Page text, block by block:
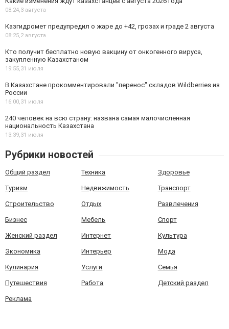
08:24,3 августа
Казгидромет предупредил о жаре до +42, грозах и граде 2 августа
08:25,2 августа
Кто получит бесплатно новую вакцину от онкогенного вируса,
закупленную Казахстаном
19:55,31 июля
В Казахстане прокомментировали "перенос" складов Wildberries из
России
16:00,31 июля
240 человек на всю страну: названа самая малочисленная
национальность Казахстана
13:39,31 июля
Рубрики новостей
Общий раздел Техника Здоровье
Туризм Недвижимость Транспорт
Строительство Отдых Развлечения
Бизнес Мебель Спорт
Женский раздел Интернет Культура
Экономика Интерьер Мода
Кулинария Услуги Семья
Путешествия Работа Детский раздел
Реклама